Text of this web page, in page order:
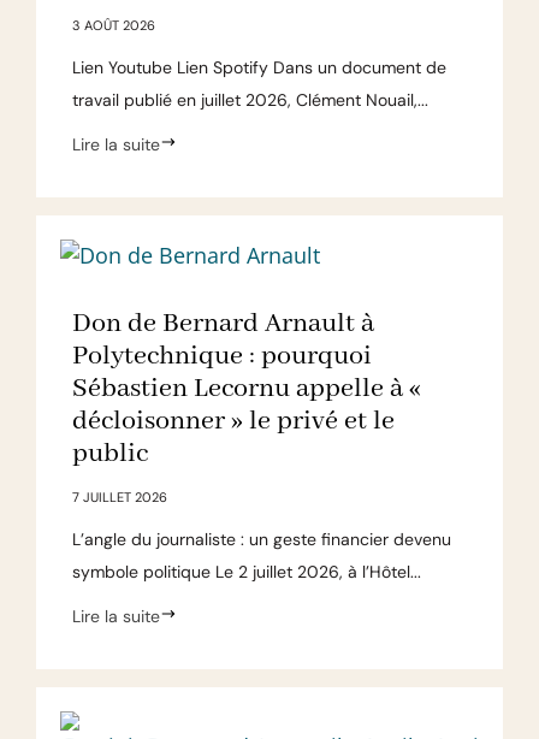
3 AOÛT 2026
Lien Youtube Lien Spotify Dans un document de
travail publié en juillet 2026, Clément Nouail,...
Lire la suite
Don de Bernard Arnault à
Polytechnique : pourquoi
Sébastien Lecornu appelle à «
décloisonner » le privé et le
public
7 JUILLET 2026
L’angle du journaliste : un geste financier devenu
symbole politique Le 2 juillet 2026, à l’Hôtel...
Lire la suite